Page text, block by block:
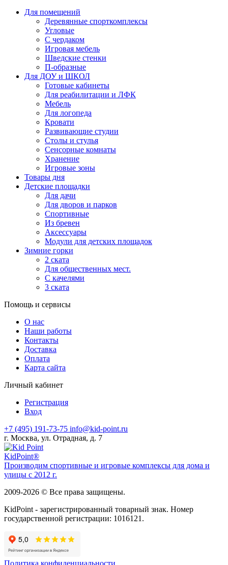
Для помещений
Деревянные спорткомплексы
Угловые
С чердаком
Игровая мебель
Шведские стенки
П-образные
Для ДОУ и ШКОЛ
Готовые кабинеты
Для реабилитации и ЛФК
Мебель
Для логопеда
Кровати
Развивающие студии
Столы и стулья
Сенсорные комнаты
Хранение
Игровые зоны
Товары дня
Детские площадки
Для дачи
Для дворов и парков
Спортивные
Из бревен
Аксессуары
Модули для детских площадок
Зимние горки
2 ската
Для общественных мест.
С качелями
3 ската
Помощь и сервисы
О нас
Наши работы
Контакты
Доставка
Оплата
Карта сайта
Личный кабинет
Регистрация
Вход
+7 (495) 191-73-75 info@kid-point.ru
г. Москва, ул. Отрадная, д. 7
KidPoint®
Производим спортивные и игровые комплексы для дома и
улицы с 2012 г.
2009-2026 © Все права защищены.
KidPoint - зарегистрированный товарный знак. Номер
государственной регистрации: 1016121.